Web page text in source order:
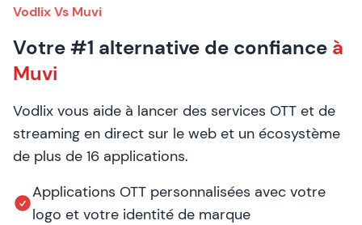
Vodlix Vs Muvi
Votre #1 alternative de confiance à
Muvi
Vodlix vous aide à lancer des services OTT et de
streaming en direct sur le web et un écosystème
de plus de 16 applications.
Applications OTT personnalisées avec votre
logo et votre identité de marque